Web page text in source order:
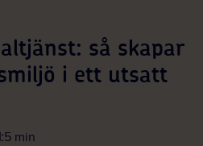
så skapar
i ett utsatt
5 min